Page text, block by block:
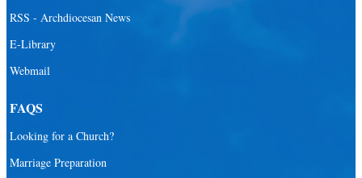
RSS - Archdiocesan News
E-Library
Webmail
FAQS
Looking for a Church?
Marriage Preparation